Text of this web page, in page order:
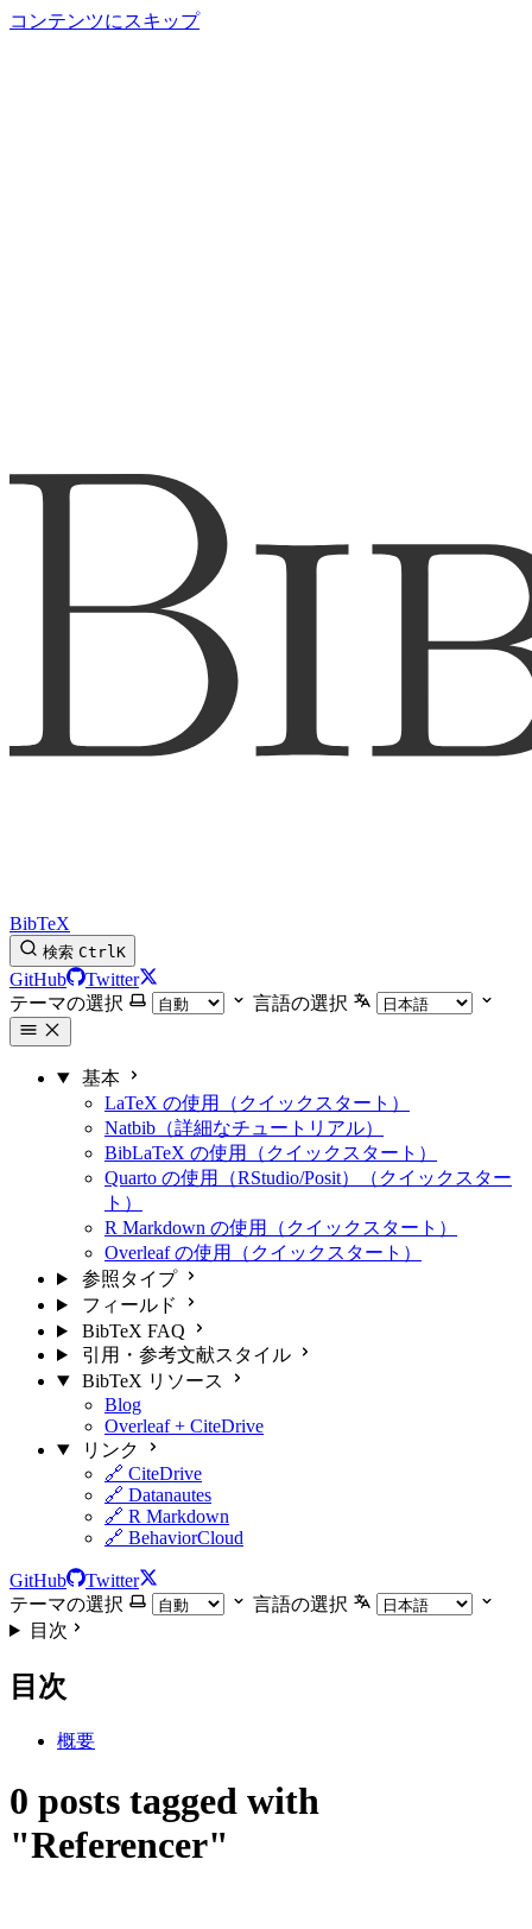
コンテンツにスキップ
BibTeX
検索 CtrlK
GitHub
Twitter
テーマの選択
言語の選択
基本
LaTeX の使用（クイックスタート）
Natbib（詳細なチュートリアル）
BibLaTeX の使用（クイックスタート）
Quarto の使用（RStudio/Posit）（クイックスター
ト）
R Markdown の使用（クイックスタート）
Overleaf の使用（クイックスタート）
参照タイプ
フィールド
BibTeX FAQ
引用・参考文献スタイル
BibTeX リソース
Blog
Overleaf + CiteDrive
リンク
🔗 CiteDrive
🔗 Datanautes
🔗 R Markdown
🔗 BehaviorCloud
GitHub
Twitter
テーマの選択
言語の選択
目次
目次
概要
0 posts tagged with
"Referencer"